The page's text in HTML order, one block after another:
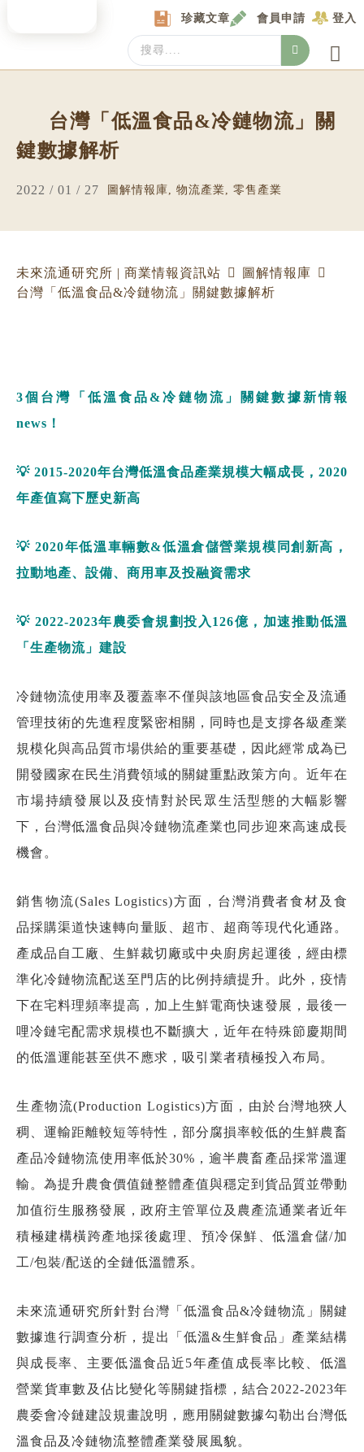
珍藏文章 會員申請 登入
Search
...
台灣「低溫食品&冷鏈物流」關
鍵數據解析
2022 / 01 / 27 圖解情報庫 , 物流產業, 零售產業
未來流通研究所 | 商業情報資訊站
圖解情報庫
台灣「低溫食品&冷鏈物流」關鍵數據解析
3個台灣「低溫食品 & 冷鏈物流」關鍵數據新情報
news ！
💡 2015-2020年台灣低溫食品產業規模大幅成長 ， 2020
年產值寫下歷史新高
💡2020年低溫車輛數&低溫倉儲營業規模同創新高，
拉動地產、設備、商用車及投融資需求
💡 2022-2023年農委會規劃投入 126億，加速推動低溫
「生產物流」建設
冷鏈物流使用率及覆蓋率不僅與該地區食品安全及流通
管理技術的先進程度緊密相關，同時也是支撐各級產業
規模化與高品質市場供給的重要基礎，因此經常成為已
開發國家在民生消費領域的關鍵重點政策方向。近年在
市場持續發展以及疫情對於民眾生活型態的大幅影響
下，台灣低溫食品與冷鏈物流產業也同步迎來高速成長
機會。
銷售物流(Sales Logistics)方面，台灣消費者食材及食
品採購渠道快速轉向量販、超市、超商等現代化通路。
產成品自工廠、生鮮裁切廠或中央廚房起運後，經由標
準化冷鏈物流配送至門店的比例持續提升。此外，疫情
下在宅料理頻率提高，加上生鮮電商快速發展，最後一
哩冷鏈宅配需求規模也不斷擴大，近年在特殊節慶期間
的低溫運能甚至供不應求，吸引業者積極投入布局。
生產物流(Production Logistics)方面，由於台灣地狹人
稠、運輸距離較短等特性，部分腐損率較低的生鮮農畜
產品冷鏈物流使用率低於30%，逾半農畜產品採常溫運
輸。為提升農食價值鏈整體產值與穩定到貨品質並帶動
加值衍生服務發展，政府主管單位及農產流通業者近年
積極建構橫跨產地採後處理、預冷保鮮、低溫倉儲/加
工/包裝/配送的全鏈低溫體系。
未來流通研究所針對台灣「低溫食品&冷鏈物流」關鍵
數據進行調查分析，提出「低溫&生鮮食品」產業結構
與成長率、主要低溫食品近5年產值成長率比較、低溫
營業貨車數及佔比變化等關鍵指標，結合2022-2023年
農委會冷鏈建設規畫說明，應用關鍵數據勾勒出台灣低
溫食品及冷鏈物流整體產業發展風貌。